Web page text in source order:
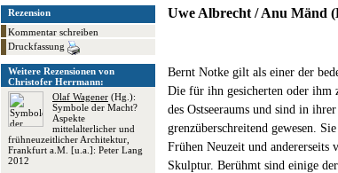
Rezension
Kommentar schreiben
Druckfassung
Weitere Rezensionen von
Christofer Herrmann:
Olaf Wagener (Hg.):
Symbole der Macht?
Aspekte
mittelalterlicher und
frühneuzeitlicher Architektur,
Frankfurt a.M. [u.a.]: Peter Lang
2012
Uwe Albrecht / Anu Mänd
Bernt Notke gilt als einer der
Die für ihn gesicherten oder ihm
des Ostseeraums und sind in
grenzüberschreitend gewesen.
Frühen Neuzeit und andererseits
Skulptur. Berühmt sind einige